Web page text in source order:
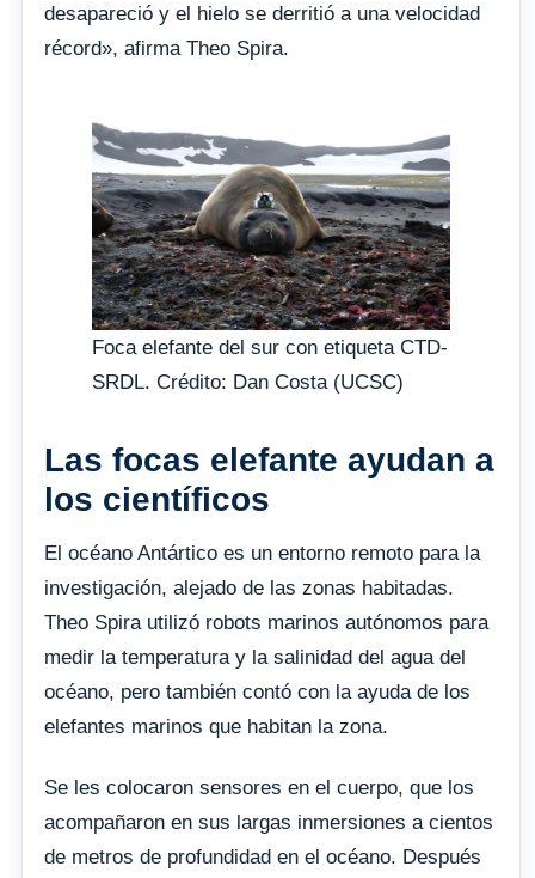
desapareció y el hielo se derritió a una velocidad
récord», afirma Theo Spira.
Foca elefante del sur con etiqueta CTD-
SRDL. Crédito: Dan Costa (UCSC)
Las focas elefante ayudan a
los científicos
El océano Antártico es un entorno remoto para la
investigación, alejado de las zonas habitadas.
Theo Spira utilizó robots marinos autónomos para
medir la temperatura y la salinidad del agua del
océano, pero también contó con la ayuda de los
elefantes marinos que habitan la zona.
Se les colocaron sensores en el cuerpo, que los
acompañaron en sus largas inmersiones a cientos
de metros de profundidad en el océano. Después